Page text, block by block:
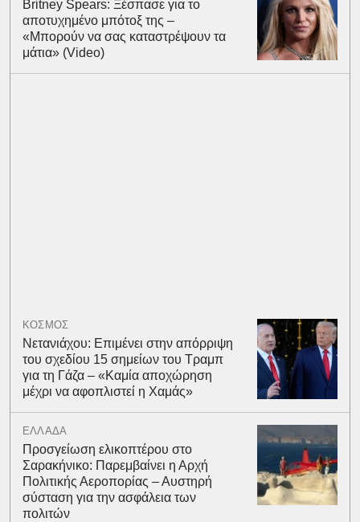
Britney Spears: Ξέσπασε για το
αποτυχημένο μπότοξ της –
«Μπορούν να σας καταστρέψουν τα
μάτια» (Video)
ΚΟΣΜΟΣ
Νετανιάχου: Επιμένει στην απόρριψη
του σχεδίου 15 σημείων του Τραμπ
για τη Γάζα – «Καμία αποχώρηση
μέχρι να αφοπλιστεί η Χαμάς»
ΕΛΛΑΔΑ
Προσγείωση ελικοπτέρου στο
Σαρακήνικο: Παρεμβαίνει η Αρχή
Πολιτικής Αεροπορίας – Αυστηρή
σύσταση για την ασφάλεια των
πολιτών